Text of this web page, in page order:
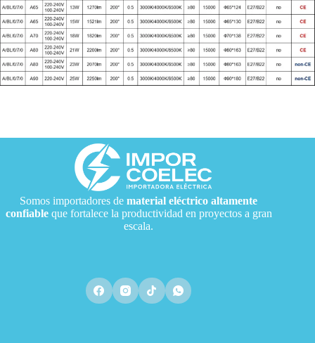
Somos importadores dematerial eléctrico altamente
confiableque fortalece la productividad en proyectos a gran
escala.